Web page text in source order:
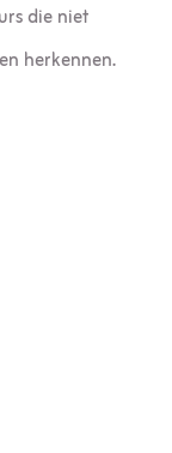
die niet
herkennen.